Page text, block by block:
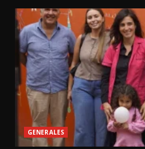
GENERALES